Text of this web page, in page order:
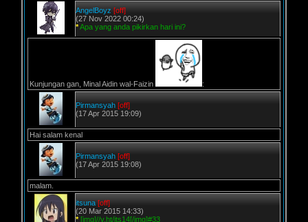
AngelBoyz [off]
(27 Nov 2022 00:24)
*Apa yang anda pikirkan hari ini?
Kunjungan gan, Minal Aidin wal-Faizin :
Pirmansyah [off]
(17 Apr 2015 19:09)
Hai salam kenal
Pirmansyah [off]
(17 Apr 2015 19:08)
malam.
itsuna [off]
(20 Mar 2015 14:33)
* [img]//v.ht/its14[/img]#33